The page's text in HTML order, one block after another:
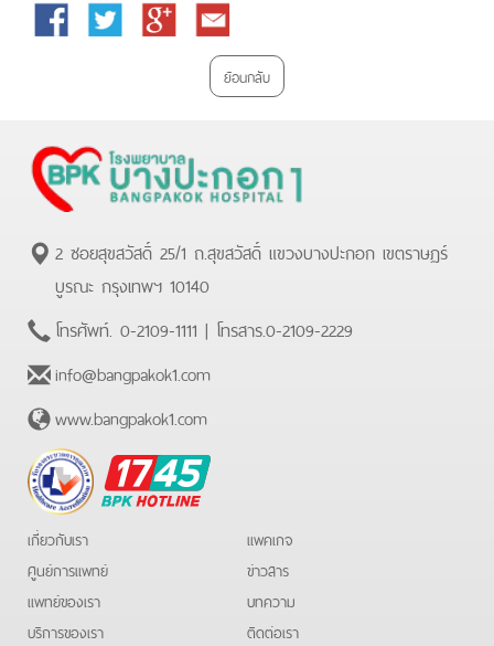
Facebook Twitter
Google
Email
ย้อนกลับ
2 ซอยสุขสวัสดิ์ 25/1 ถ.สุขสวัสดิ์ แขวงบางปะกอก เขตราษฏร์
บูรณะ กรุงเทพฯ 10140
โทรศัพท์. 0-2109-1111 | โทรสาร.0-2109-2229
info@bangpakok1.com
www.bangpakok1.com
BPK
Hotline
เกี่ยวกับเรา
ศูนย์การแพทย์
แพทย์ของเรา
บริการของเรา
แพคเกจ
ข่าวสาร
บทความ
ติดต่อเรา